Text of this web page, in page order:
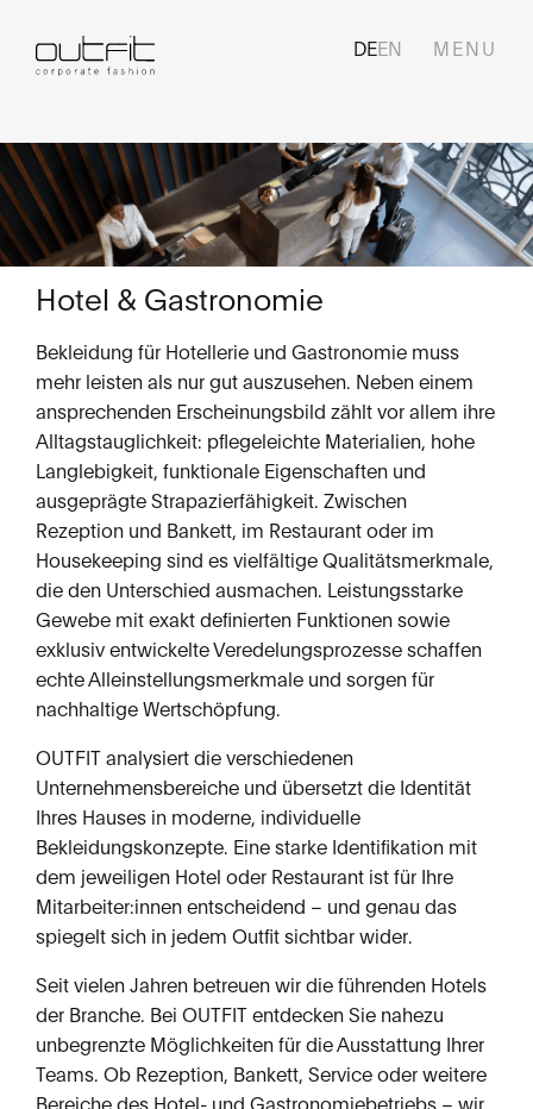
DEEN
HOME
KOLLEKTION
SERVICES
GESCHÄFTSFELDER
UNSERE KUNDEN
WER WIR SIND
KARRIERE
Hotel & Gastronomie
Bekleidung für Hotellerie und Gastronomie muss
mehr leisten als nur gut auszusehen. Neben einem
ansprechenden Erscheinungsbild zählt vor allem ihre
Alltagstauglichkeit: pflegeleichte Materialien, hohe
Langlebigkeit, funktionale Eigenschaften und
ausgeprägte Strapazierfähigkeit. Zwischen
Rezeption und Bankett, im Restaurant oder im
Housekeeping sind es vielfältige Qualitätsmerkmale,
die den Unterschied ausmachen. Leistungsstarke
Gewebe mit exakt definierten Funktionen sowie
exklusiv entwickelte Veredelungsprozesse schaffen
echte Alleinstellungsmerkmale und sorgen für
nachhaltige Wertschöpfung.
OUTFIT analysiert die verschiedenen
Unternehmensbereiche und übersetzt die Identität
Ihres Hauses in moderne, individuelle
Bekleidungskonzepte. Eine starke Identifikation mit
dem jeweiligen Hotel oder Restaurant ist für Ihre
Mitarbeiter:innen entscheidend – und genau das
spiegelt sich in jedem Outfit sichtbar wider.
Seit vielen Jahren betreuen wir die führenden Hotels
der Branche. Bei OUTFIT entdecken Sie nahezu
unbegrenzte Möglichkeiten für die Ausstattung Ihrer
Teams. Ob Rezeption, Bankett, Service oder weitere